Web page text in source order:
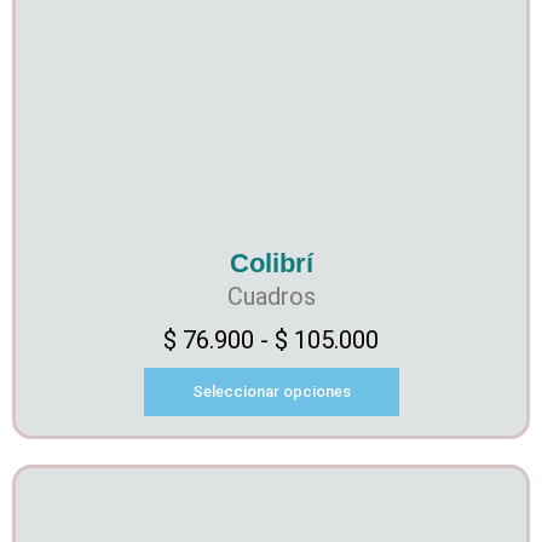
Colibrí
Cuadros
$ 76.900 - $ 105.000
Seleccionar opciones